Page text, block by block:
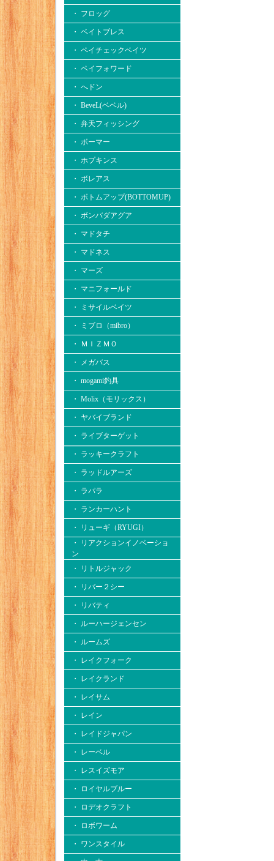
・ フロッグ
・ ベイトブレス
・ ペイチェックベイツ
・ ペイフォワード
・ へドン
・ BeveL(ベベル)
・ 弁天フィッシング
・ ボーマー
・ ホプキンス
・ ボレアス
・ ボトムアップ(BOTTOMUP)
・ ボンバダアグア
・ マドタチ
・ マドネス
・ マーズ
・ マニフォールド
・ ミサイルベイツ
・ ミブロ（mibro）
・ ＭＩＺＭＯ
・ メガバス
・ mogami釣具
・ Molix（モリックス）
・ ヤバイブランド
・ ライブターゲット
・ ラッキークラフト
・ ラッドルアーズ
・ ラパラ
・ ランカーハント
・ リューギ（RYUGI）
・ リアクションイノベーショ
ン
・ リトルジャック
・ リバー２シー
・ リバティ
・ ルーハージェンセン
・ ルームズ
・ レイクフォーク
・ レイクランド
・ レイサム
・ レイン
・ レイドジャパン
・ レーベル
・ レスイズモア
・ ロイヤルブルー
・ ロデオクラフト
・ ロボワーム
・ ワンスタイル